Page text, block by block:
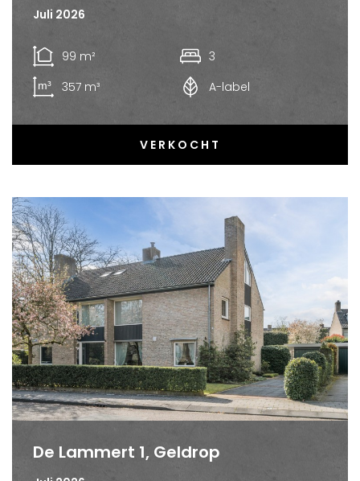
Juli 2026
99 m²
3
357 m³
A-label
VERKOCHT
De Lammert 1, Geldrop